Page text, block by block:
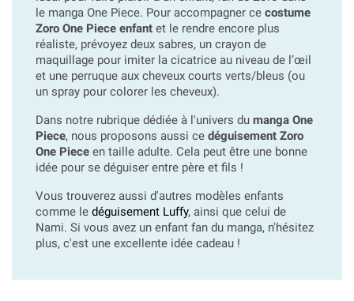
le manga One Piece. Pour accompagner ce costume
Zoro One Piece enfant et le rendre encore plus
réaliste, prévoyez deux sabres, un crayon de
maquillage pour imiter la cicatrice au niveau de l’œil
et une perruque aux cheveux courts verts/bleus (ou
un spray pour colorer les cheveux).
Dans notre rubrique dédiée à l'univers du manga One
Piece, nous proposons aussi ce déguisement Zoro
One Piece en taille adulte. Cela peut être une bonne
idée pour se déguiser entre père et fils !
Vous trouverez aussi d'autres modèles enfants
comme le déguisement Luffy, ainsi que celui de
Nami. Si vous avez un enfant fan du manga, n'hésitez
plus, c'est une excellente idée cadeau !